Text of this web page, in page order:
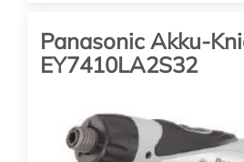
135.00 EUR
EY7410LA1C
Drehzahl: 200/600 Upm
inkl. Akku
Panasonic Akku-
EY7410LA2S32